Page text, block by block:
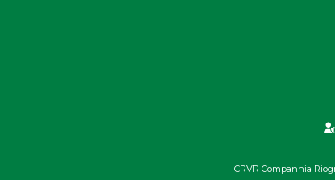
CRVR Companhia